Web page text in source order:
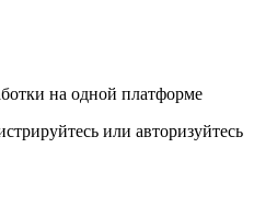
на одной платформе
или авторизуйтесь